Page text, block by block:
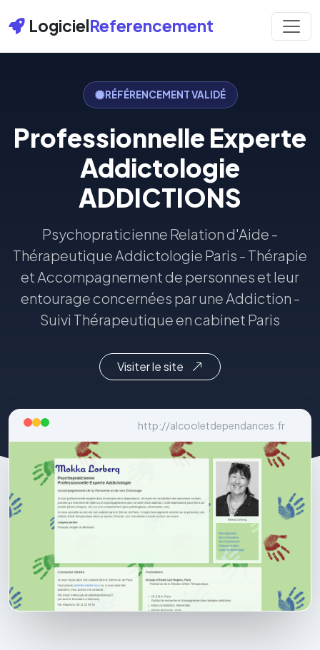
LogicielReferencement
RÉFÉRENCEMENT VALIDÉ
Professionnelle Experte
Addictologie
ADDICTIONS
Psychopraticienne Relation d'Aide -
Thérapeutique Addictologie Paris - Thérapie
et Accompagnement de personnes et leur
entourage concernées par une Addiction -
Suivi Thérapeutique en cabinet Paris
Visiter le site
http://alcooletdependances.fr